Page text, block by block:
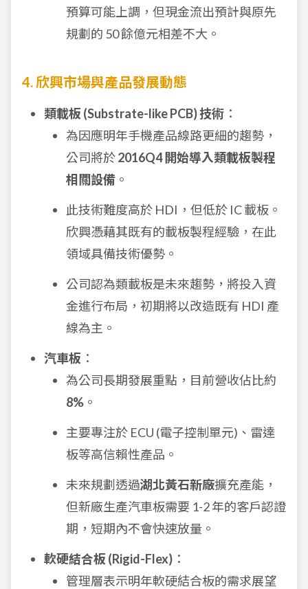
預算可能上調，但現金流出預計與原先
規劃的 50 餘億元相差不大。
4. 欣興市場與產品發展動態
類載板 (Substrate-like PCB) 技術 ：
為因應明年手機產品線路更細的趨勢，
公司將於2016Q4 開始導入類載板製程
相關設備 。
此技術難度高於 HDI，但低於 IC 載板。
欣興憑藉其既有的載板製程經驗，在此
領域具備技術優勢。
公司認為類載板是未來趨勢，將投入資
金進行布局，初期將以改造既有 HDI 產
線為主。
汽車板 ：
為公司長期發展重點，目前營收佔比約
8% 。
主要專注於 ECU (電子控制單元)、雷達
板等高信賴性產品。
未來規劃透過湖北黃石新廠擴充產能，
但新廠生產汽車板需要 1-2 年的客戶認證
期，短期內不會快速放量。
軟硬結合板 (Rigid-Flex) ：
管理層表示明年軟硬結合板的需求展望